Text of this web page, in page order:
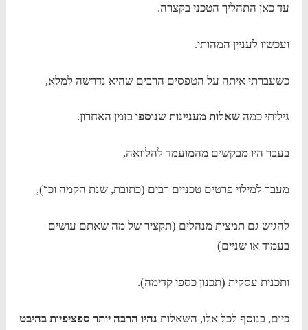
עד כאן התהליך הטכני בקצרה.
ועכשיו לעניין המהותי.
כשעברתי איתה על הטפסים הרבים שהיא נדרשה למלא,
גיליתי כמהשאלות מעניינות שנוספו בזמן האחרון.
בעבר היו מבקשים מהמועמד להלוואה,
מעבר למילוי פרטים טכניים רבים (כתובת, שנת הקמה וכו'),
להגיש גם תמצית מנהלים (תקציר של מה שאתם עושים
בעמוד או שניים)
ותכנית עסקית (תכנון כספי קדימה).
כיום, בנוסף לכל אלו, השאלות נהיו הרבה יותר ספציפיות בהיבט